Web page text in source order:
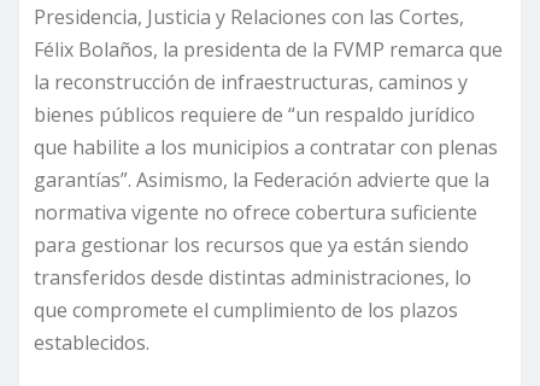
Presidencia, Justicia y Relaciones con las Cortes,
Félix Bolaños, la presidenta de la FVMP remarca que
la reconstrucción de infraestructuras, caminos y
bienes públicos requiere de “un respaldo jurídico
que habilite a los municipios a contratar con plenas
garantías”. Asimismo, la Federación advierte que la
normativa vigente no ofrece cobertura suficiente
para gestionar los recursos que ya están siendo
transferidos desde distintas administraciones, lo
que compromete el cumplimiento de los plazos
establecidos.